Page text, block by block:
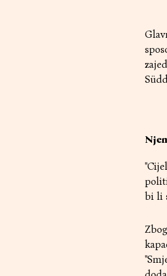
bi li